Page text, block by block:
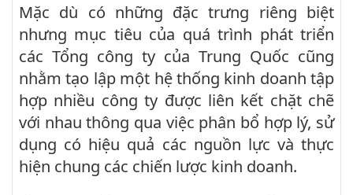
Mặc dù có những đặc trưng riêng biệt
nhưng mục tiêu của quá trình phát triển
các Tổng công ty của Trung Quốc cũng
nhằm tạo lập một hệ thống kinh doanh tập
hợp nhiều công ty được liên kết chặt chẽ
với nhau thông qua việc phân bổ hợp lý, sử
dụng có hiệu quả các nguồn lực và thực
hiện chung các chiến lược kinh doanh.